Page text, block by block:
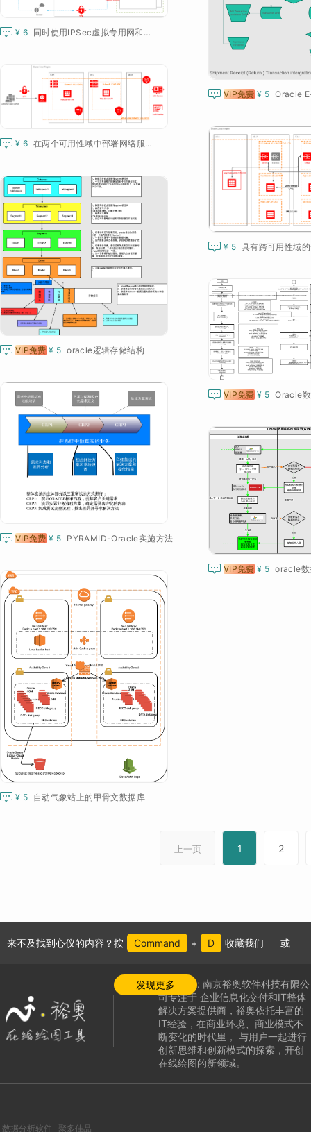
 VIP免费 ¥ 5 Oracle
 ¥ 6 同时使用IPSec虚拟专用网和快速连接
 ¥ 6 在两个可用性域中部署网络服务器虚拟机
 ¥ 5
 VIP免费 ¥ 5 oracle逻辑存储结构
 VIP免费 ¥ 5
 VIP免费 ¥ 5 PYRAMID-Oracle实施方法
 VIP免费 ¥ 5 oracle数
 ¥ 5 自动气象站上的甲骨文数据库
上一页 1 2
来不及找到心仪的内容？按 Command + D 收藏我们 或
发现更多公司介绍:南京裕奥软件科技有限公
司专注于 企业信息化交付和IT整体
解决方案提供商，裕奥依托丰富的
IT经验，在商业环境、商业模式不
断变化的时代里，
与用户一起进行
创新思维和创新模式的探索，开创
在线绘图的新领域。
数据分析软件 聚多佳品